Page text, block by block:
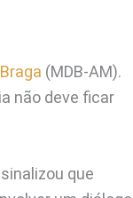
(MDB-AM).
não deve ficar
que